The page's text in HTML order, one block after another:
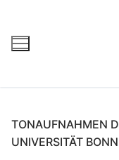
TONAUFNAHMEN
UNIVERSITÄT BONN